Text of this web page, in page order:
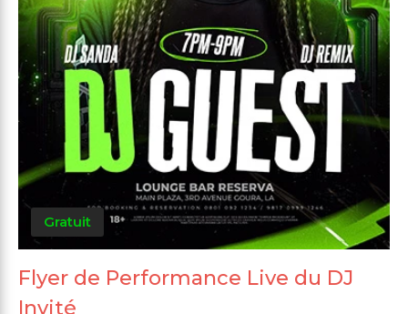
Gratuit
Flyer de Performance Live du DJ
Invité